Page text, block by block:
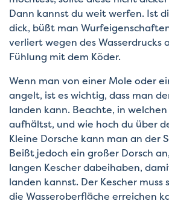
Dann kannst du weit werfen. Ist
dick, büßt man
verliert wegen des Wasserdrucks
Fühlung mit dem Köder.
Wenn man von einer Mole oder
angelt, ist es wichtig, dass man
landen kann. Beachte, in
aufhältst, und wie hoch du über
Kleine Dorsche kann man an der
Beißt jedoch ein großer Dorsch
langen Kescher dabeihaben,
landen kannst. Der Kescher muss
die Wasseroberfläche erreichen